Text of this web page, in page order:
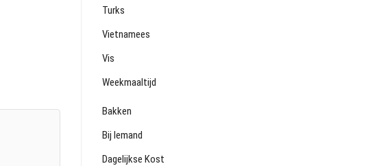
Turks
Vietnamees
Vis
Weekmaaltijd
Bakken
Bij Iemand
Dagelijkse Kost